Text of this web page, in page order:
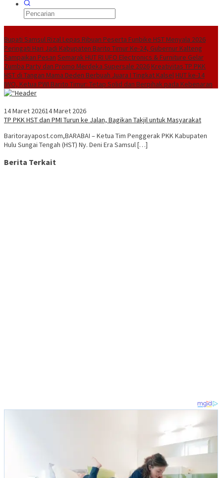
Bupati Samsul Rizal Lepas Ribuan Peserta Funbike HST Menyala 2026
Peringati Hari Jadi Kabupaten Barito Timur Ke-24, Gubernur Kalteng
Sampaikan Pesan Semarak HUT RI UFO Electronics & Furniture Gelar
Zumba Party dan Promo Merdeka Supersale 2026Kreativitas TP PKK
HST di Tangan Mama Deden Berbuah Juara I Tingkat KalselHUT ke-14
IWO, Ketua PWI Barito Timur: Tetap Solid dan Berpihak pada Kebenaran
14 Maret 202614 Maret 2026
TP PKK HST dan PMI Turun ke Jalan, Bagikan Takjil untuk Masyarakat
Baritorayapost.com,BARABAI – Ketua Tim Penggerak PKK Kabupaten
Hulu Sungai Tengah (HST) Ny. Deni Era Samsul […]
Berita Terkait